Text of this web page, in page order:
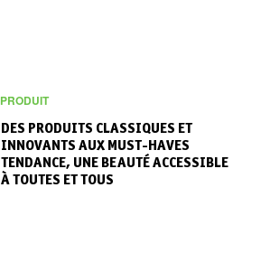
PRODUIT
DES PRODUITS CLASSIQUES ET
INNOVANTS AUX MUST-HAVES
TENDANCE, UNE BEAUTÉ ACCESSIBLE
À TOUTES ET TOUS